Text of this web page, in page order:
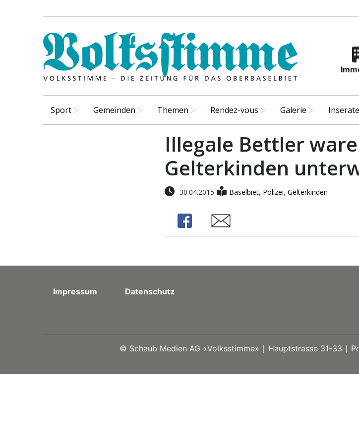
Sport Gemeinden Themen Rendez-vous Galerie Inserate
Illegale Bettler
Gelterkinden
30.04.2015 Baselbiet, Polizei, Gelterkinden
Share Share
Impressum Datenschutz
© Schaub Medien AG «Volksstimme» ∣ Hauptstrasse 31-33 ∣